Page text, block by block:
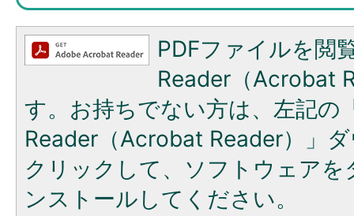
PDFファイルを閲
Reader（Acrobat
す。お持ちでない方は、左記の
Reader（Acrobat Reader）」
クリックして、ソフトウェア
ンストールしてください。